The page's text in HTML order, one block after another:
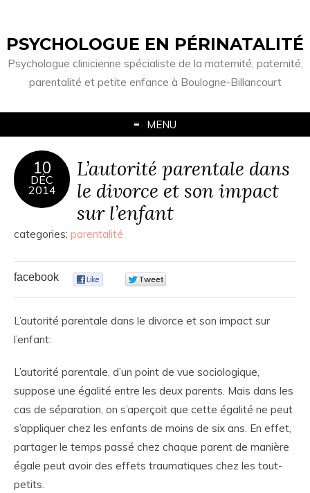
PSYCHOLOGUE EN PÉRINATALITÉ
Psychologue clinicienne spécialiste de la maternité, paternité,
parentalité et petite enfance à Boulogne-Billancourt
MENU
10
DÉC
2014
L’autorité parentale dans
le divorce et son impact
sur l’enfant
categories: parentalité
facebook
L’autorité parentale dans le divorce et son impact sur
l’enfant:
L’autorité parentale, d’un point de vue sociologique,
suppose une égalité entre les deux parents. Mais dans les
cas de séparation, on s’aperçoit que cette égalité ne peut
s’appliquer chez les enfants de moins de six ans. En effet,
partager le temps passé chez chaque parent de manière
égale peut avoir des effets traumatiques chez les tout-
petits.